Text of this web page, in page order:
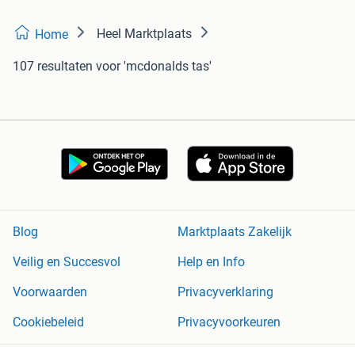
Home Heel Marktplaats
107 resultaten voor 'mcdonalds tas'
Blog
Marktplaats Zakelijk
Veilig en Succesvol
Help en Info
Voorwaarden
Privacyverklaring
Cookiebeleid
Privacyvoorkeuren